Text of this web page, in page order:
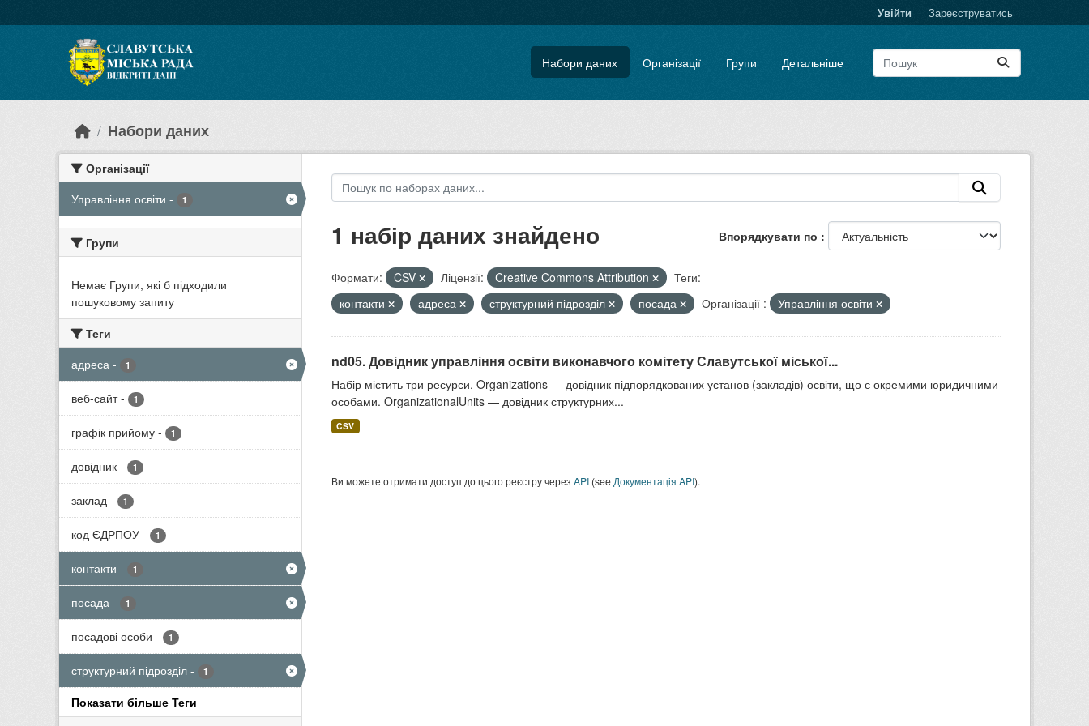
Увійти Зареєструватись
Набори даних Організації Групи Детальніше
Набори даних
Організації
Управління освіти - 1
Групи
Немає Групи, які б підходили
пошуковому запиту
Теги
адреса - 1
веб-сайт - 1
графік прийому - 1
довідник - 1
заклад - 1
код ЄДРПОУ - 1
контакти - 1
посада - 1
посадові особи - 1
структурний підрозділ - 1
Показати більше Теги
Впорядкувати по
1 набір даних знайдено
Формати: CSV Ліцензії: Creative Commons Attribution
Теги:
контакти
адреса структурний підрозділ посада Організації : Управління освіти
nd05. Довідник управління освіти виконавчого комітету Славутської міської...
Набір містить три ресурси. Organizations — довідник підпорядкованих установ (закладів) освіти, що є окремими юридичними
особами. OrganizationalUnits — довідник структурних...
CSV
Ви можете отримати доступ до цього реєстру через API(see Документація API).